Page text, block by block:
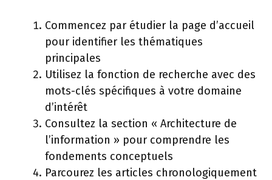
Commencez par étudier la page d’accueil
pour identifier les thématiques
principales
Utilisez la fonction de recherche avec des
mots-clés spécifiques à votre domaine
d’intérêt
Consultez la section « Architecture de
l’information » pour comprendre les
fondements conceptuels
Parcourez les articles chronologiquement